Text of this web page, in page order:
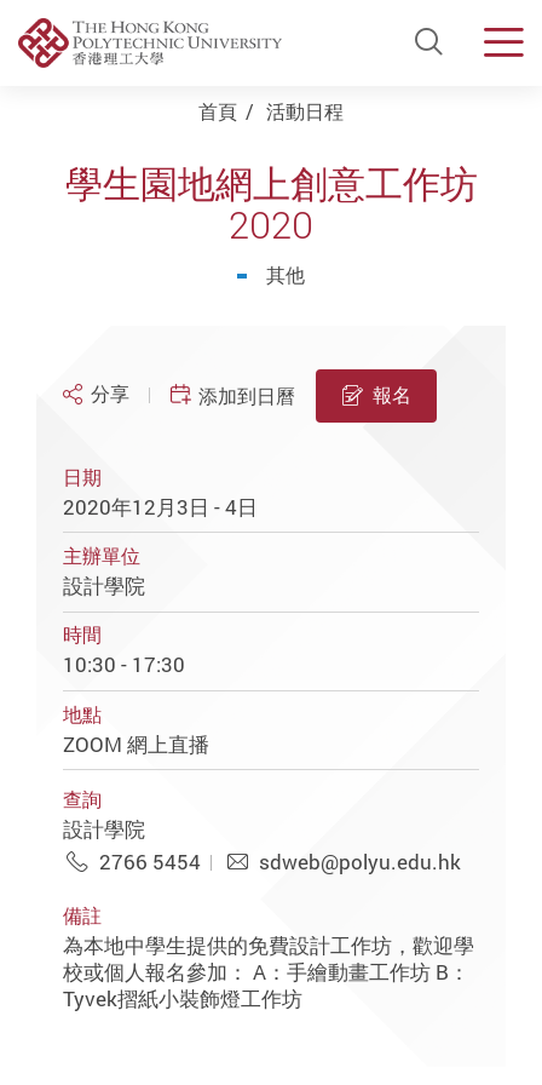
Open
首頁 活動日程
學生園地網上創意工作坊
2020
其他
分享 添加到日曆 報名
日期
2020年12月3日 - 4日
主辦單位
設計學院
時間
10:30 - 17:30
地點
ZOOM 網上直播
查詢
設計學院
2766 5454
sdweb@polyu.edu.hk
備註
為本地中學生提供的免費設計工作坊，歡迎學
校或個人報名參加： A：手繪動畫工作坊 B：
Tyvek摺紙小裝飾燈工作坊